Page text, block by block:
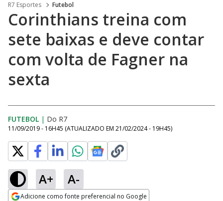
R7 Esportes Futebol
Corinthians treina com
sete baixas e deve contar
com volta de Fagner na
sexta
FUTEBOL | Do R7
11/09/2019 - 16H45 (ATUALIZADO EM 21/02/2024 - 19H45)
A+ A-
Adicione como fonte preferencial no Google